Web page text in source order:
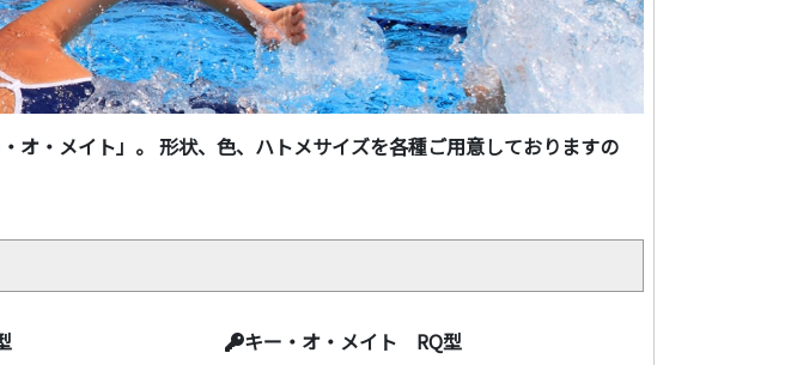
オ・メイト」。 形状、色、ハトメサイズを各種ご用意しておりますの
キー・オ・メイト RQ型